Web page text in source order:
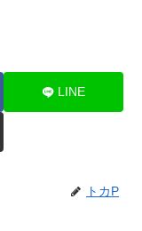
LINE
トカP